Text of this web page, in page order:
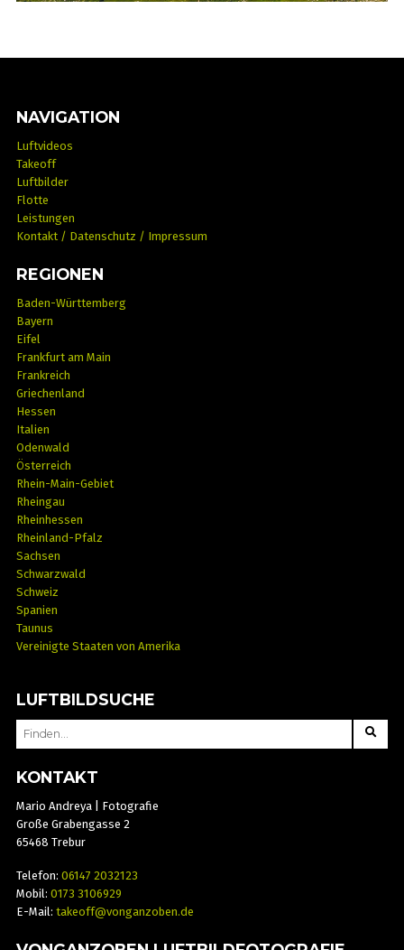
NAVIGATION
Luftvideos
Takeoff
Luftbilder
Flotte
Leistungen
Kontakt / Datenschutz / Impressum
REGIONEN
Baden-Württemberg
Bayern
Eifel
Frankfurt am Main
Frankreich
Griechenland
Hessen
Italien
Odenwald
Österreich
Rhein-Main-Gebiet
Rheingau
Rheinhessen
Rheinland-Pfalz
Sachsen
Schwarzwald
Schweiz
Spanien
Taunus
Vereinigte Staaten von Amerika
LUFTBILDSUCHE
SEARCH
KONTAKT
Mario Andreya | Fotografie
Große Grabengasse 2
65468 Trebur
Telefon: 06147 2032123
Mobil: 0173 3106929
E-Mail: takeoff@vonganzoben.de